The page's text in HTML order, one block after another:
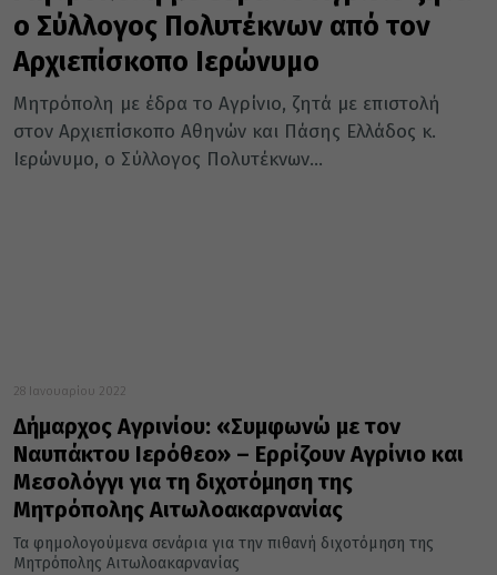
ο Σύλλογος Πολυτέκνων από τον
Αρχιεπίσκοπο Ιερώνυμο
Μητρόπολη με έδρα το Αγρίνιο, ζητά με επιστολή
στον Αρχιεπίσκοπο Αθηνών και Πάσης Ελλάδος κ.
Ιερώνυμο, ο Σύλλογος Πολυτέκνων...
28 Ιανουαρίου 2022
Δήμαρχος Αγρινίου: «Συμφωνώ με τον
Ναυπάκτου Ιερόθεο» – Ερρίζουν Αγρίνιο και
Μεσολόγγι για τη διχοτόμηση της
Μητρόπολης Αιτωλοακαρνανίας
Τα φημολογούμενα σενάρια για την πιθανή διχοτόμηση της
Μητρόπολης Αιτωλοακαρνανίας